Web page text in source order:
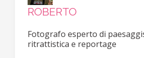
ROBERTO
Fotografo esperto di
ritrattistica e reportage